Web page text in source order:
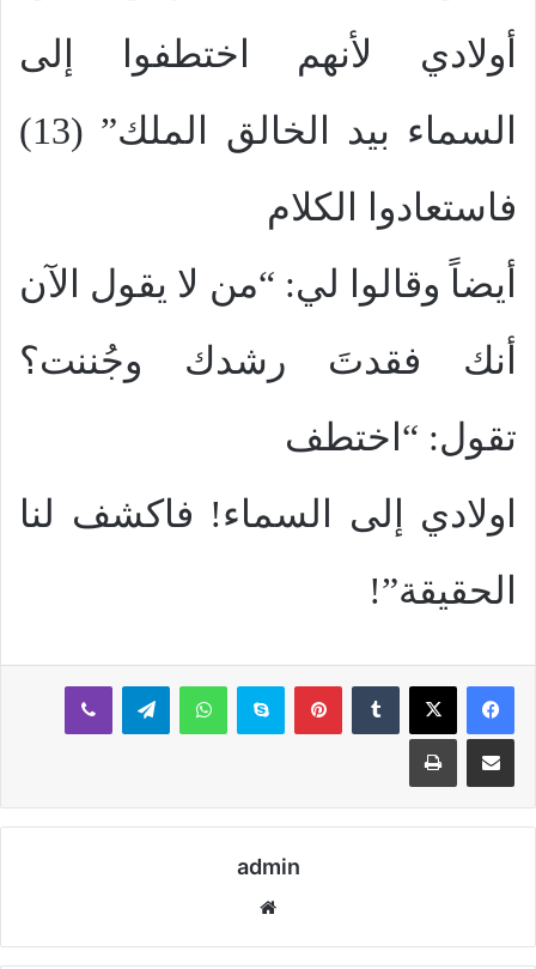
أولادي لأنهم اختطفوا إلى
السماء بيد الخالق الملك” (13)
فاستعادوا الكلام
أيضاً وقالوا لي: “من لا يقول الآن
أنك فقدتَ رشدك وجُننت؟
تقول: “اختطف
اولادي إلى السماء! فاكشف لنا
الحقيقة”!
بينتيريستسكايب واتساب تيلقرام ڤايبر
مشاركة عبر البريد طباعة
admin